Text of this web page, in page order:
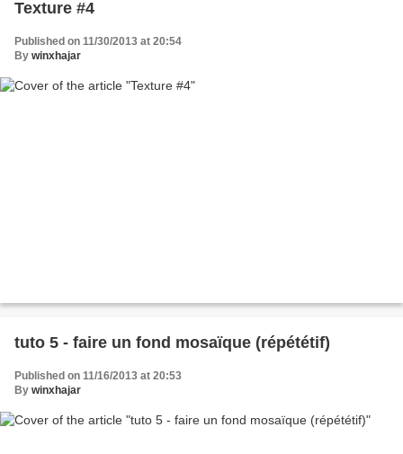
Texture #4
Published on 11/30/2013 at 20:54
By winxhajar
tuto 5 - faire un fond mosaïque (répététif)
Published on 11/16/2013 at 20:53
By winxhajar